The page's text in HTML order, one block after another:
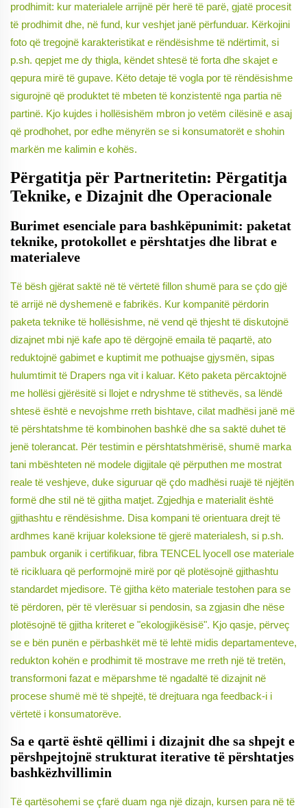
prodhimit: kur materialele arrijnë për herë të parë, gjatë procesit
të prodhimit dhe, në fund, kur veshjet janë përfunduar. Kërkojini
foto që tregojnë karakteristikat e rëndësishme të ndërtimit, si
p.sh. qepjet me dy thigla, këndet shtesë të forta dhe skajet e
qepura mirë të gupave. Këto detaje të vogla por të rëndësishme
sigurojnë që produktet të mbeten të konzistentë nga partia në
partinë. Kjo kujdes i hollësishëm mbron jo vetëm cilësinë e asaj
që prodhohet, por edhe mënyrën se si konsumatorët e shohin
markën me kalimin e kohës.
Përgatitja për Partneritetin: Përgatitja
Teknike, e Dizajnit dhe Operacionale
Burimet esenciale para bashkëpunimit: paketat
teknike, protokollet e përshtatjes dhe librat e
materialeve
Të bësh gjërat saktë në të vërtetë fillon shumë para se çdo gjë
të arrijë në dyshemenë e fabrikës. Kur kompanitë përdorin
paketa teknike të hollësishme, në vend që thjesht të diskutojnë
dizajnet mbi një kafe apo të dërgojnë emaila të paqartë, ato
reduktojnë gabimet e kuptimit me pothuajse gjysmën, sipas
hulumtimit të Drapers nga vit i kaluar. Këto paketa përcaktojnë
me hollësi gjërësitë si llojet e ndryshme të stithevës, sa lëndë
shtesë është e nevojshme rreth bishtave, cilat madhësi janë më
të përshtatshme të kombinohen bashkë dhe sa saktë duhet të
jenë tolerancat. Për testimin e përshtatshmërisë, shumë marka
tani mbështeten në modele digjitale që përputhen me mostrat
reale të veshjeve, duke siguruar që çdo madhësi ruajë të njëjtën
formë dhe stil në të gjitha matjet. Zgjedhja e materialit është
gjithashtu e rëndësishme. Disa kompani të orientuara drejt të
ardhmes kanë krijuar koleksione të gjerë materialesh, si p.sh.
pambuk organik i certifikuar, fibra TENCEL lyocell ose materiale
të ricikluara që performojnë mirë por që plotësojnë gjithashtu
standardet mjedisore. Të gjitha këto materiale testohen para se
të përdoren, për të vlerësuar si pendosin, sa zgjasin dhe nëse
plotësojnë të gjitha kriteret e "ekologjikësisë". Kjo qasje, përveç
se e bën punën e përbashkët më të lehtë midis departamenteve,
redukton kohën e prodhimit të mostrave me rreth një të tretën,
transformoni fazat e mëparshme të ngadaltë të dizajnit në
procese shumë më të shpejtë, të drejtuara nga feedback-i i
vërtetë i konsumatorëve.
Sa e qartë është qëllimi i dizajnit dhe sa shpejt e
përshpejtojnë strukturat iterative të përshtatjes
bashkëzhvillimin
Të qartësohemi se çfarë duam nga një dizajn, kursen para në të